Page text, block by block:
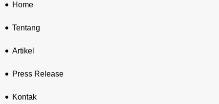
Home
Tentang
Artikel
Press Release
Kontak